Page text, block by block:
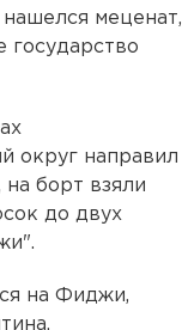
меценат,
государство
округ направил
борт взяли
до двух
на Фиджи,